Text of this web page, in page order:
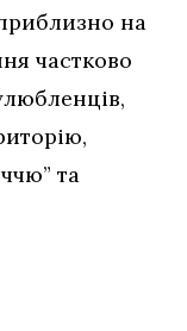
на
частково
та